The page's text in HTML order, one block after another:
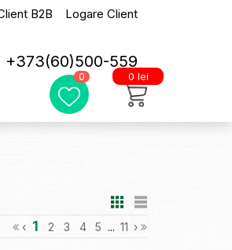
B2B Logare Client
+373(60)500-559
0 0 lei
‹ 1 2 3 4 5 ... 11 ›